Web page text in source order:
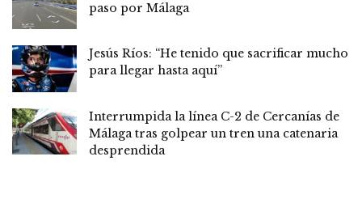
paso por Málaga
Jesús Ríos: “He tenido que sacrificar mucho
para llegar hasta aquí”
Interrumpida la línea C-2 de Cercanías de
Málaga tras golpear un tren una catenaria
desprendida